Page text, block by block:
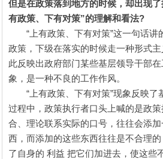
但是在政策落到地方的时候，却出现
有政策、下有对策”的理解和看法?
“上有政策、下有对策”这一句话讲
政策，下级在落实的时候走一种形式
此反映出政府部门某些基层领导干部
象，是一种不良的工作作风。
“上有政策、下有对策”现象反映了
过程中，政策执行者口头上喊的是政
合、理论联系实际的口号，往往会添
西，而添加的这些东西往往是不合理
了自身的 利益 把它们加进去，使这些